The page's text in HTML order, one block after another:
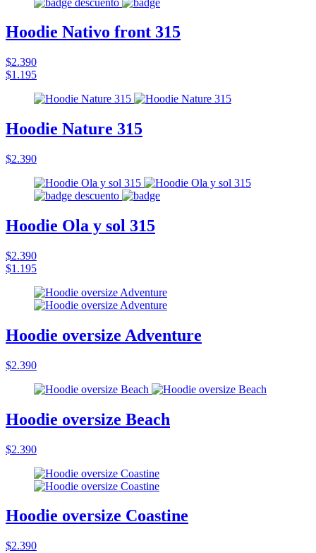
Hoodie Nativo front 315
$2.390
$1.195
Hoodie Nature 315
$2.390
Hoodie Ola y sol 315
$2.390
$1.195
Hoodie oversize Adventure
$2.390
Hoodie oversize Beach
$2.390
Hoodie oversize Coastine
$2.390